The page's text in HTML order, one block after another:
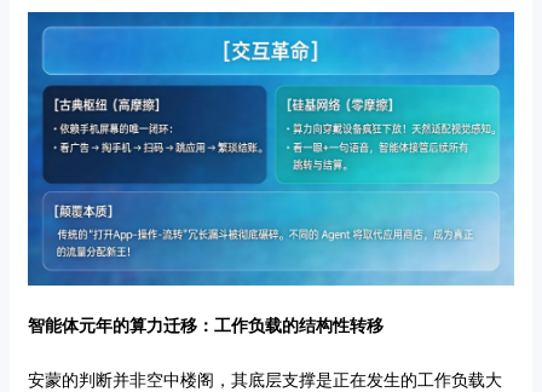
智能体元年的算力迁移：工作负载的结构性转移
安蒙的判断并非空中楼阁，其底层支撑是正在发生的工作负载大